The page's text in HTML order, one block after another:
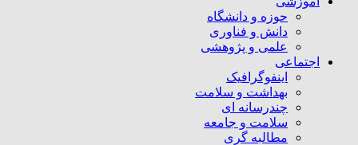
حوزه و دانشگاه
دانش و فناوری
علمی و پژوهشی
اجتماعی
اینفوگرافیک
بهداشت و سلامت
چندرسانه ای
سلامت و جامعه
مطالبه گری